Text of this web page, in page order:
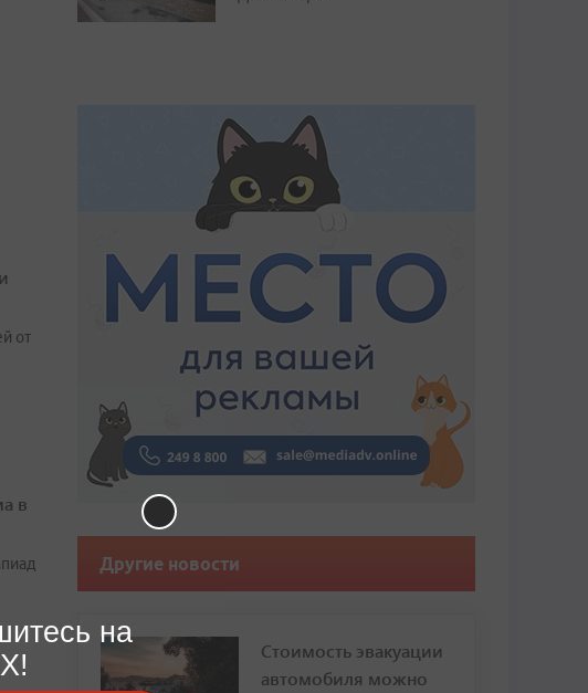
от
в
Другие новости
Стоимость эвакуации
автомобиля можно
на